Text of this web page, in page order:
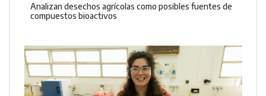
Analizan desechos agrícolas como posibles fuentes de
compuestos bioactivos